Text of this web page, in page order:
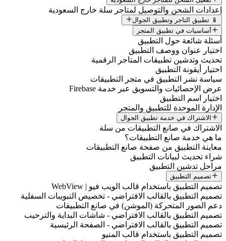
إعدادات الشحن والتوصيل لمتاجر سلة خارج السعودية
📱 تطبيق التاجر وتطبيق الجوال
أساسيات في تطبيق المتجر
أسئلة شائعة حول التطبيق
اختيار عنوان ووصف التطبيق
تحديث وتدشين تطبيقات المتاجر الرقمية
اختيار أيقونة التطبيق
سياسة نشر التطبيق في متجر التطبيقات
عرض الإحصائيات والتسويق عبر خدمة Firebase
اختيار اسم التطبيق
الإدارة الموحدة للتطبيق والمتجر
الاشتراك في خدمة تطبيق الجوال
الاشتراك في صانع التطبيقات من سلة
ما هي خدمة صانع التطبيقات؟
معاينة التطبيق من صفحة صانع التطبيقات
شراء تحديث لبيانات التطبيق
مراحل تدشين التطبيق
تصميم التطبيق
تصميم التطبيق باستخدام قالب الويب فيو | WebView
تصميم التطبيق بالقالب الافتراضي - تخصيص التبويبات السفلية
دعم الصور المتحركة (الموشن) في صانع التطبيقات
تصميم التطبيق بالقالب الافتراضي - شاشات البداية والترحيب
تصميم التطبيق بالقالب الافتراضي - الصفحة الرئيسية
تصميم التطبيق باستخدام قالب المنيو